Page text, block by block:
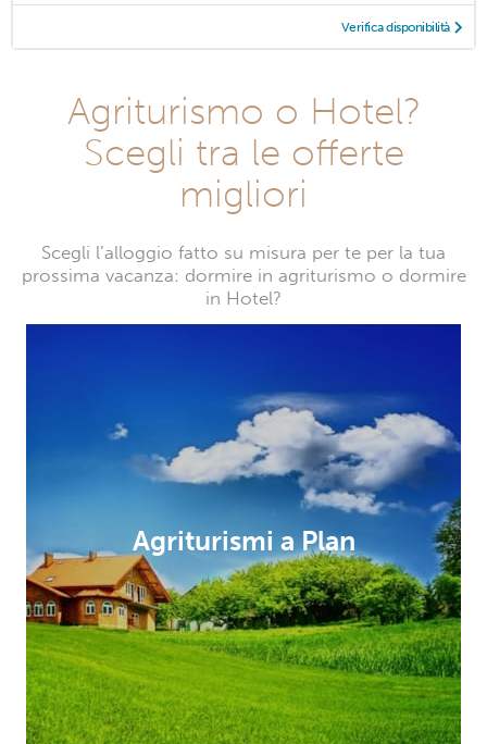
Verifica disponibilità
Agriturismo o Hotel?
Scegli tra le offerte
migliori
Scegli l’alloggio fatto su misura per te per la tua
prossima vacanza: dormire in agriturismo o dormire
in Hotel?
Agriturismi a Plan